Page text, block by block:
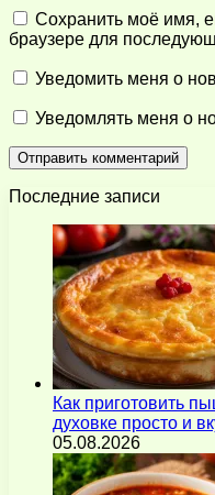
Сохранить моё имя,
браузере для
Уведомить меня о
Уведомлять меня о
Последние записи
Как приготовить
духовке просто и
05.08.2026